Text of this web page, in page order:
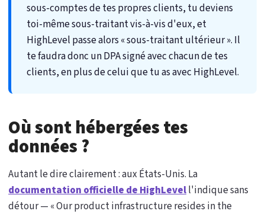
sous-comptes de tes propres clients, tu deviens
toi-même sous-traitant vis-à-vis d'eux, et
HighLevel passe alors « sous-traitant ultérieur ». Il
te faudra donc un DPA signé avec chacun de tes
clients, en plus de celui que tu as avec HighLevel.
Où sont hébergées tes
données ?
Autant le dire clairement : aux États-Unis. La
documentation officielle de HighLevell'indique sans
détour — « Our product infrastructure resides in the